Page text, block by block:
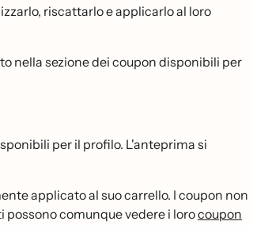
riscattarlo e applicarlo al loro
nella sezione dei coupon disponibili per
per il profilo. L'anteprima si
applicato al suo carrello. I coupon non
comunque vedere i lorocoupon